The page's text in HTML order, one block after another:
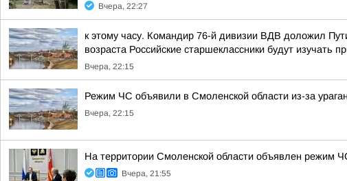
Вчера, 22:27
к этому часу. Командир 76-й дивизии ВДВ доложил
возраста Российские старшеклассники будут изучать
Вчера, 22:15
Режим ЧС объявили в Смоленской области из-за
Вчера, 22:15
На территории Смоленской области объявлен режим
Вчера, 21:55